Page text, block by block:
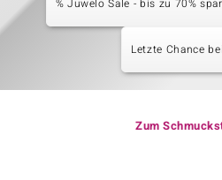
% Juwelo Sale - bis zu 70%
Letzte Chance
Zum